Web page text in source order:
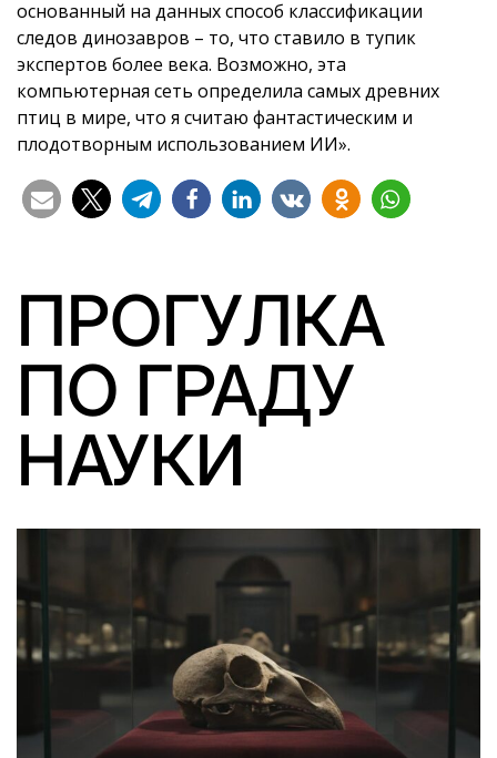
основанный на данных способ классификации
следов динозавров – то, что ставило в тупик
экспертов более века. Возможно, эта
компьютерная сеть определила самых древних
птиц в мире, что я считаю фантастическим и
плодотворным использованием ИИ».
ПРОГУЛКА
ПО ГРАДУ
НАУКИ